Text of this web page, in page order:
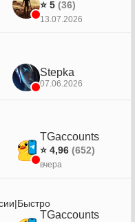
⭐ 5 (36)
13.07.2026
Stepka
07.06.2026
TGaccounts
⭐ 4,96 (652)
вчера
TGaccounts